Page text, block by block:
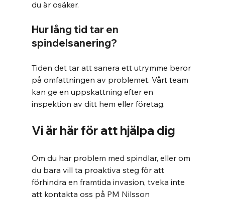
du är osäker.
Hur lång tid tar en
spindelsanering?
Tiden det tar att sanera ett utrymme beror
på omfattningen av problemet. Vårt team
kan ge en uppskattning efter en
inspektion av ditt hem eller företag.
Vi är här för att hjälpa dig
Om du har problem med spindlar, eller om
du bara vill ta proaktiva steg för att
förhindra en framtida invasion, tveka inte
att kontakta oss på PM Nilsson